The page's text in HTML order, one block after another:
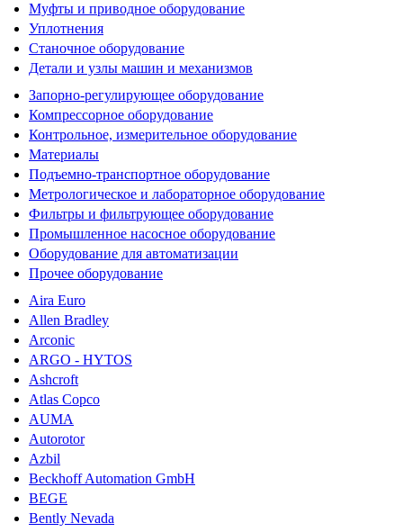
Муфты и приводное оборудование
Уплотнения
Станочное оборудование
Детали и узлы машин и механизмов
Запорно-регулирующее оборудование
Компрессорное оборудование
Контрольное, измерительное оборудование
Материалы
Подъемно-транспортное оборудование
Метрологическое и лабораторное оборудование
Фильтры и фильтрующее оборудование
Промышленное насосное оборудование
Оборудование для автоматизации
Прочее оборудование
Aira Euro
Allen Bradley
Arconic
ARGO - HYTOS
Ashcroft
Atlas Copco
AUMA
Autorotor
Azbil
Beckhoff Automation GmbH
BEGE
Bently Nevada